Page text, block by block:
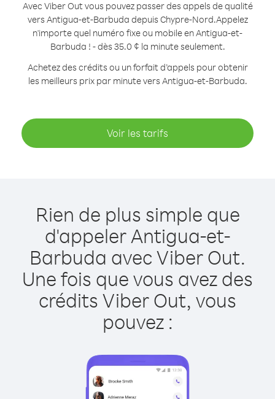
Avec Viber Out vous pouvez passer des appels de qualité
vers Antigua-et-Barbuda depuis Chypre-Nord.Appelez
n'importe quel numéro fixe ou mobile en Antigua-et-
Barbuda ! - dès 35.0 ¢ la minute seulement.
Achetez des crédits ou un forfait d’appels pour obtenir
les meilleurs prix par minute vers Antigua-et-Barbuda.
Voir les tarifs
Rien de plus simple que
d'appeler Antigua-et-
Barbuda avec Viber Out.
Une fois que vous avez des
crédits Viber Out, vous
pouvez :